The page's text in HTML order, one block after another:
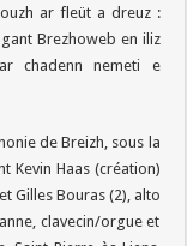
ar fleüt a dreuz :
gant Brezhoweb en iliz
chadenn nemeti e
de Breizh, sous la
Kevin Haas (création)
Gilles Bouras (2), alto
clavecin/orgue et